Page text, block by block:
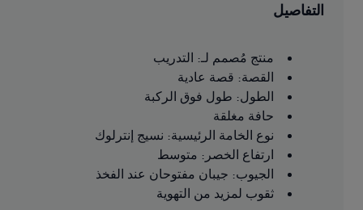
التفاصيل
منتج مُصمم لـ: التدريب
القصة: قصة عادية
الطول: طول فوق الركبة
حافة مغلقة
نوع الخامة الرئيسية: نسيج إنترلوك
ارتفاع الخصر: متوسط
الجيوب: جيبان مفتوحان عند الفخذ
ثقوب لمزيد من التهوية